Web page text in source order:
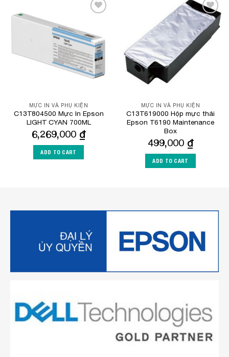
MỰC IN VÀ PHỤ KIỆN
C13T804500 Mực In Epson
LIGHT CYAN 700ML
6,269,000 ₫
ADD TO CART
Add to
Wishlist
MỰC IN VÀ PHỤ KIỆN
C13T619000 Hộp mực thải
Epson T6190 Maintenance
Box
499,000 ₫
ADD TO CART